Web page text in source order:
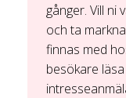
gånger. Vill ni
och ta
finnas med
besökare